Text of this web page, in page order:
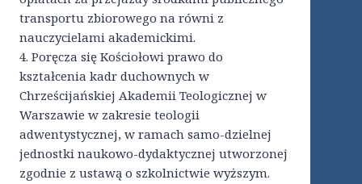
transportu zbiorowego na równi z
nauczycielami akademickimi.
4. Poręcza się Kościołowi prawo do
kształcenia kadr duchownych w
Chrześcijańskiej Akademii Teologicznej w
Warszawie w zakresie teologii
adwentystycznej, w ramach samo-dzielnej
jednostki naukowo-dydaktycznej utworzonej
zgodnie z ustawą o szkolnictwie wyższym.